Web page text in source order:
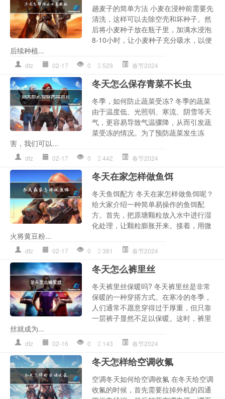
趟麦子的简单方法 小麦在浸种前需要先
清洗，这样可以去除空壳和坏种子。然
后将小麦种子放在瓶子里，加满水浸泡
8-10小时，让小麦种子充分吸水，以便
后续种植...
dtz 02-17 0 529 春节2024
冬天怎么保存青菜不长虫
冬季，如何防止蔬菜受冻? 冬季的蔬菜
由于温度低、光照弱、寒流、阴雪等天
气，更容易导致气温骤降，从而引发蔬
菜受冻的情况。为了预防蔬菜发生冻
害，我们可以...
dtz 02-17 0 442 春节2024
冬天在家怎样做鱼饵
冬天鱼饵配方 冬天在家怎样做鱼饵呢？
给大家介绍一种简单易操作的鱼饵配
方。首先，把原塘颗粒放入水中进行湿
化处理，让颗粒膨胀开来。接着，用微
火将黄豆粉...
dtz 02-17 0 381 春节2024
冬天怎么裤里丝
冬天裤里丝保暖吗? 冬天裤里丝是非常
保暖的一种穿搭方式。在寒冷的冬季，
人们通常不愿意穿得过于厚重，但只靠
一层裤子显然不足以保暖。这时，裤里
丝就成为...
dtz 02-16 0 143 春节2024
冬天怎样给空调收氟
空调冬天如何给空调收氟 在冬天给空调
收氟的时候，首先需要拉掉外机的四通